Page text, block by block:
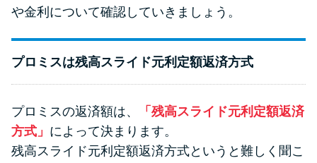
街金とは？絶対審査通る？借金
やシステムをカードローンと比
較
や金利について確認していきましょう。
プロミスは残高スライド元利定額返済方式
プロミスの返済額は、
「残高スライド元利定額返済
方式」 によって決まります。
残高スライド元利定額返済方式というと難しく聞こ